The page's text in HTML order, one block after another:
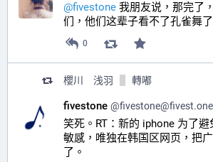
@fivestone 我朋友说，那完了
们，他们这辈子看不了孔雀舞了
0
櫻川 浅羽 轉嘟
fivestone @fivestone@fivest.one
笑死。RT：新的 iphone 为了
敏感，唯独在韩国区网页，把
了。